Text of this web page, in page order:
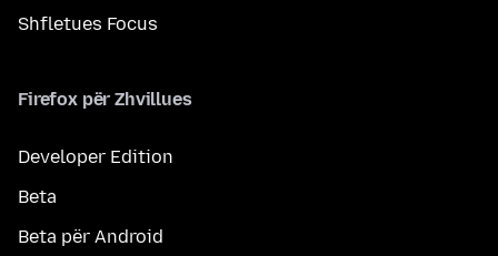
Shfletues Focus
Firefox për Zhvillues
Developer Edition
Beta
Beta për Android